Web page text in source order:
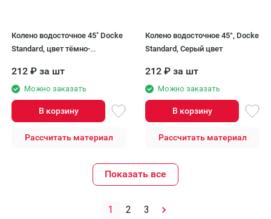
Колено водосточное 45˚ Docke
Standard, цвет тёмно-
212 ₽ за шт
Можно заказать
В корзину
Рассчитать материал
Колено водосточное 45°, Docke
Standard, Серый цвет
212 ₽ за шт
Можно заказать
В корзину
Рассчитать материал
Показать все
1 2 3